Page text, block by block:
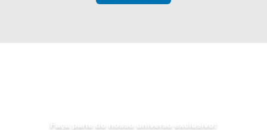
Faça parte do nosso universo exclusivo!